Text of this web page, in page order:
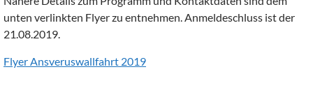
unten verlinkten Flyer zu entnehmen. Anmeldeschluss ist der
21.08.2019.
Flyer Ansveruswallfahrt 2019